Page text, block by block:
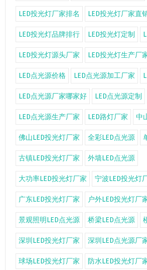
LED投光灯厂家排名 LED投光灯厂家直
LED投光灯品牌排行 LED投光灯定制
LED投光灯源头厂家 LED投光灯生产厂
LED点光源价格 LED点光源加工厂家
LED点光源厂家哪家好 LED点光源定制
LED点光源生产厂家 LED路灯厂家 中
佛山LED投光灯厂家 全彩LED点光源
古镇LED投光灯厂家 外墙LED点光源
大功率LED投光灯厂家 宁波LED投光灯
广东LED投光灯厂家 户外LED投光灯厂
景观照明LED点光源 桥梁LED点光源
深圳LED投光灯厂家 深圳LED点光源厂
球场LED投光灯厂家 防水LED投光灯厂